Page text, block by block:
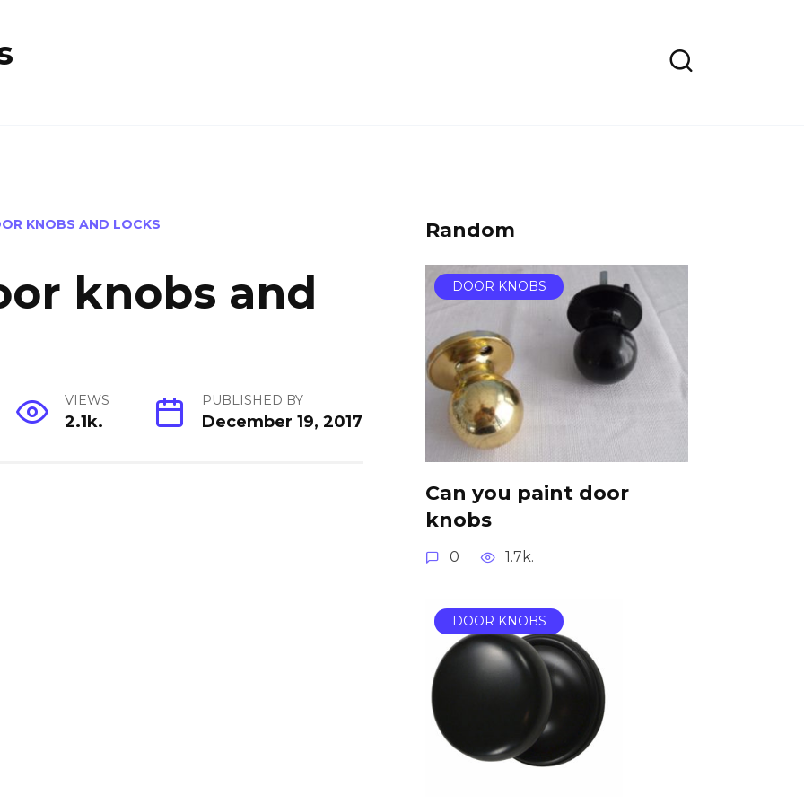
KNOBS AND LOCKS
knobs and
VIEWS
2.1k.
PUBLISHED BY
December 19, 2017
Random
DOOR KNOBS
Can you paint door
knobs
0 1.7k.
DOOR KNOBS